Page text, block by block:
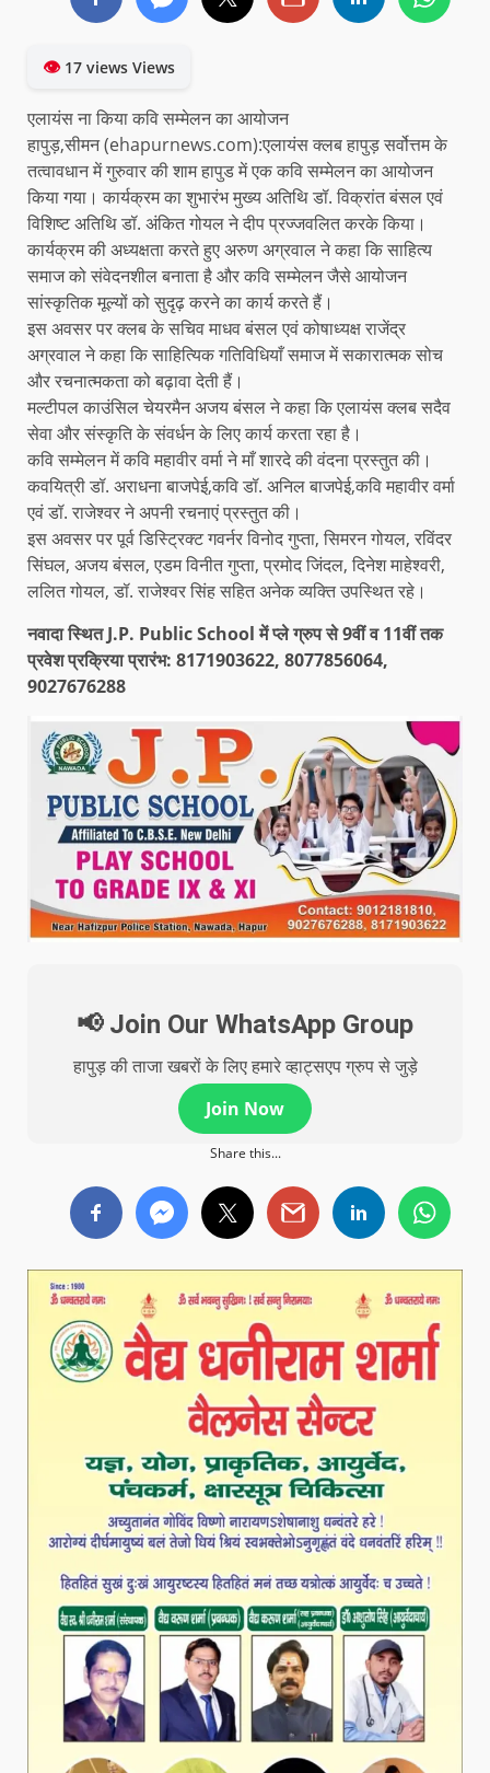
👁17 views Views
एलायंस ना किया कवि सम्मेलन का आयोजन
हापुड़,सीमन (ehapurnews.com):एलायंस क्लब हापुड़ सर्वोत्तम के
तत्वावधान में गुरुवार की शाम हापुड में एक कवि सम्मेलन का आयोजन
किया गया। कार्यक्रम का शुभारंभ मुख्य अतिथि डॉ. विक्रांत बंसल एवं
विशिष्ट अतिथि डॉ. अंकित गोयल ने दीप प्रज्जवलित करके किया।
कार्यक्रम की अध्यक्षता करते हुए अरुण अग्रवाल ने कहा कि साहित्य
समाज को संवेदनशील बनाता है और कवि सम्मेलन जैसे आयोजन
सांस्कृतिक मूल्यों को सुदृढ़ करने का कार्य करते हैं।
इस अवसर पर क्लब के सचिव माधव बंसल एवं कोषाध्यक्ष राजेंद्र
अग्रवाल ने कहा कि साहित्यिक गतिविधियाँ समाज में सकारात्मक सोच
और रचनात्मकता को बढ़ावा देती हैं।
मल्टीपल काउंसिल चेयरमैन अजय बंसल ने कहा कि एलायंस क्लब सदैव
सेवा और संस्कृति के संवर्धन के लिए कार्य करता रहा है।
कवि सम्मेलन में कवि महावीर वर्मा ने माँ शारदे की वंदना प्रस्तुत की।
कवयित्री डॉ. अराधना बाजपेई,कवि डॉ. अनिल बाजपेई,कवि महावीर वर्मा
एवं डॉ. राजेश्वर ने अपनी रचनाएं प्रस्तुत की।
इस अवसर पर पूर्व डिस्ट्रिक्ट गवर्नर विनोद गुप्ता, सिमरन गोयल, रविंदर
सिंघल, अजय बंसल, एडम विनीत गुप्ता, प्रमोद जिंदल, दिनेश माहेश्वरी,
ललित गोयल, डॉ. राजेश्वर सिंह सहित अनेक व्यक्ति उपस्थित रहे।
नवादा स्थित J.P. Public School में प्ले ग्रुप से 9वीं व 11वीं तक
प्रवेश प्रक्रिया प्रारंभ: 8171903622, 8077856064,
9027676288
📢 Join Our WhatsApp Group
हापुड़ की ताजा खबरों के लिए हमारे व्हाट्सएप ग्रुप से जुड़े
Join Now
Share this...